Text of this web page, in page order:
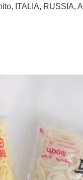
ITALIA, RUSSIA,